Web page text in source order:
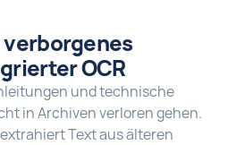
verborgenes
OCR
und technische
in Archiven verloren gehen.
Text aus älteren